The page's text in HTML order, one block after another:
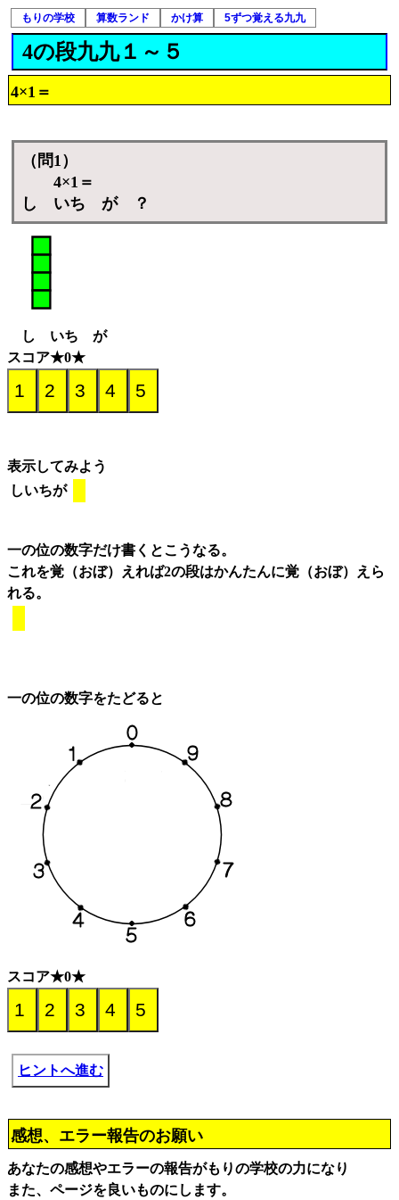
もりの学校 算数ランド かけ算 5ずつ覚える九九
4の段九九１～５
4×1＝
（問1）
4×1＝
し いち が ？
し いち が
スコア★0★
表示してみよう
しいちが
一の位の数字だけ書くとこうなる。
これを覚（おぼ）えれば2の段はかんたんに覚（おぼ）えら
れる。
一の位の数字をたどると
スコア★0★
ヒントへ進む
感想、エラー報告のお願い
あなたの感想やエラーの報告がもりの学校の力になり
また、ページを良いものにします。